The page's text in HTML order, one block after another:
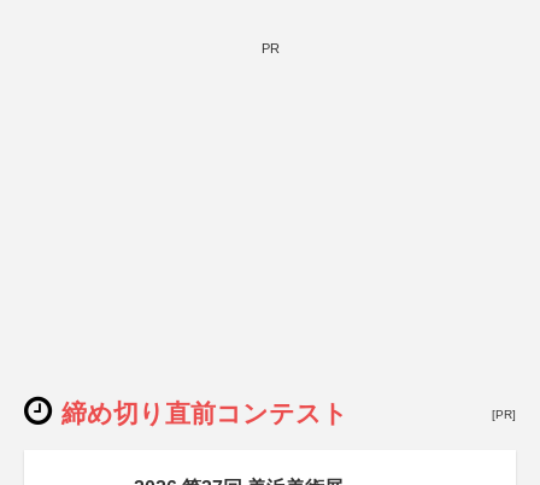
PR
締め切り直前コンテスト [PR]